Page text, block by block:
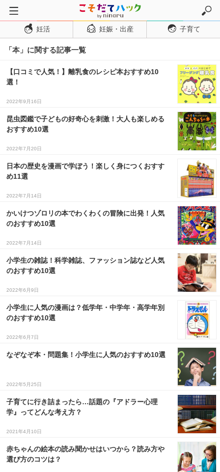
トップページ
妊活
妊娠・出産
妊娠初期
妊娠中期
妊娠後期
出産
子育て・育児
２歳児
妊活 妊娠・出産 子育て
「本」に関する記事一覧
【口コミで人気！】離乳食のレシピ本おすすめ10
選！
2022年9月16日
昆虫図鑑で子どもの好奇心を刺激！大人も楽しめる
おすすめ10選
2022年7月20日
日本の歴史を漫画で学ぼう！楽しく身につくおすす
め11選
2022年7月14日
かいけつゾロリの本でわくわくの冒険に出発！人気
のおすすめ10選
2022年7月14日
小学生の雑誌！科学雑誌、ファッション誌など人気
のおすすめ10選
2022年6月9日
小学生に人気の漫画は？低学年・中学年・高学年別
のおすすめ10選
2022年6月7日
なぞなぞ本・問題集！小学生に人気のおすすめ10選
2022年5月25日
子育てに行き詰まったら…話題の『アドラー心理
学』ってどんな考え方？
2021年4月10日
赤ちゃんの絵本の読み聞かせはいつから？読み方や
選び方のコツは？